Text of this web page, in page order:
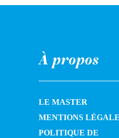
À propos
LE MASTER
MENTIONS
POLITIQUE DE